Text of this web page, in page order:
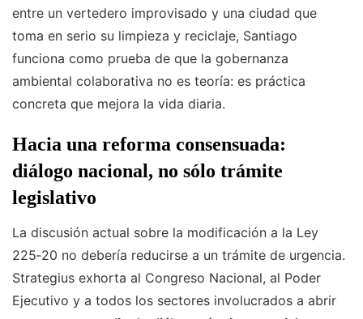
entre un vertedero improvisado y una ciudad que
toma en serio su limpieza y reciclaje, Santiago
funciona como prueba de que la gobernanza
ambiental colaborativa no es teoría: es práctica
concreta que mejora la vida diaria.
Hacia una reforma consensuada:
diálogo nacional, no sólo trámite
legislativo
La discusión actual sobre la modificación a la Ley
225‑20 no debería reducirse a un trámite de urgencia.
Strategius exhorta al Congreso Nacional, al Poder
Ejecutivo y a todos los sectores involucrados a abrir